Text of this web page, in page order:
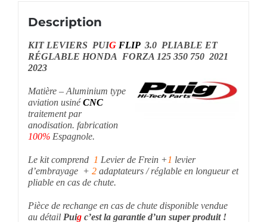
Description
KIT LEVIERS PUIGFLIP 3.0 PLIABLE ET
RÉGLABLE HONDA FORZA 125 350 750 2021
2023
Matière – Aluminium type
aviation usinéCNC
traitement par
anodisation. fabrication
100%Espagnole.
Le kit comprend 1 Levier de Frein +1 levier
d’embrayage + 2adaptateurs / réglable en longueur et
pliable en cas de chute.
Pièce de rechange en cas de chute disponible vendue
au détail Puigc’est la garantie d’un super produit !